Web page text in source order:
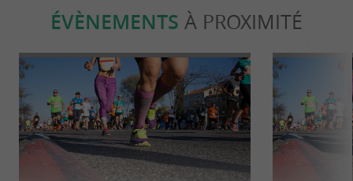
ÉVÈNEMENTS À PROXIMITÉ